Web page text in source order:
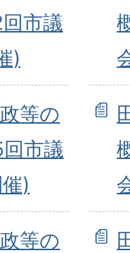
市議
)
等の
市議
)
等の